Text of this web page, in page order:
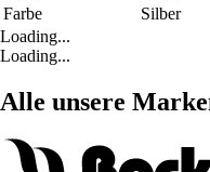
Farbe
Silber
Loading...
Loading...
Alle unsere